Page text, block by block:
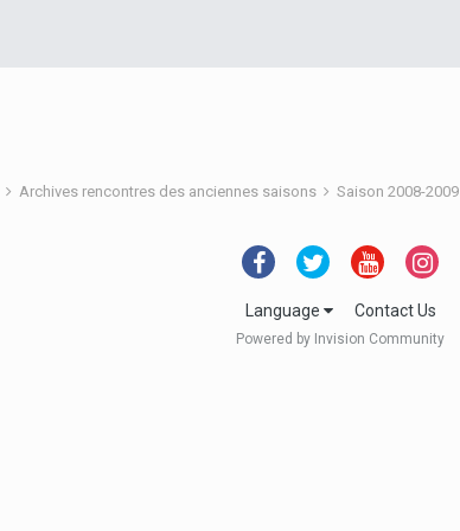
Archives rencontres des anciennes saisons Saison 2008-2009
Language Contact Us
Powered by Invision Community